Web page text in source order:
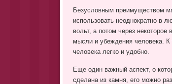
Безусловным преимуществом
использовать неоднократно в
вольт, а потом через
мысли и убеждения человека. К
человека легко и удобно.
Еще один важный аспект, о
сделана из камня, его можно